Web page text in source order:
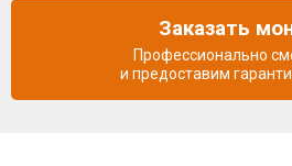
Заказать
Профессионально
и предоставим